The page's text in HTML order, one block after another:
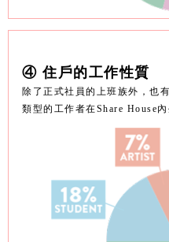
④ 住戶的工作性質
除了正式社員的上班族外，也
類型的工作者在Share House內